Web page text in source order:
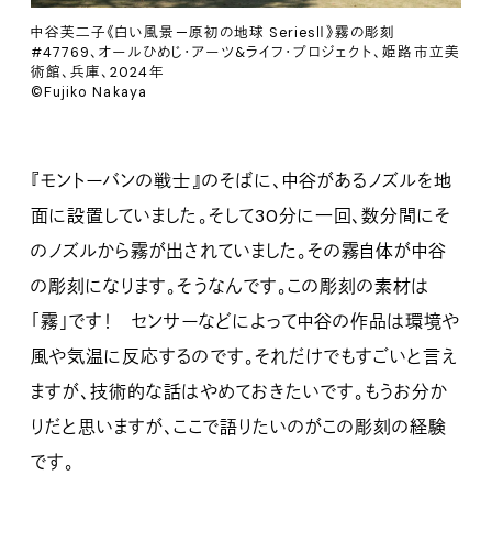
中谷芙二子《白い風景—原初の地球 SeriesⅡ》霧の彫刻
#47769、オールひめじ・アーツ&ライフ・プロジェクト、姫路市立美
術館、兵庫、2024年
©Fujiko Nakaya
『モントーバンの戦士』のそばに、中谷があるノズルを地
面に設置していました。そして30分に一回、数分間にそ
のノズルから霧が出されていました。その霧自体が中谷
の彫刻になります。そうなんです。この彫刻の素材は
「霧」です！ センサーなどによって中谷の作品は環境や
風や気温に反応するのです。それだけでもすごいと言え
ますが、技術的な話はやめておきたいです。もうお分か
りだと思いますが、ここで語りたいのがこの彫刻の経験
です。